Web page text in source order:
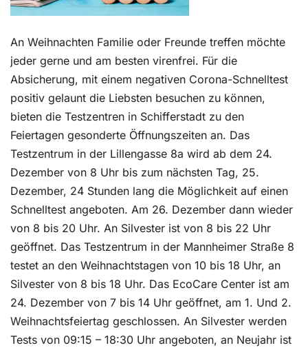
An Weihnachten Familie oder Freunde treffen möchte
jeder gerne und am besten virenfrei. Für die
Absicherung, mit einem negativen Corona-Schnelltest
positiv gelaunt die Liebsten besuchen zu können,
bieten die Testzentren in Schifferstadt zu den
Feiertagen gesonderte Öffnungszeiten an. Das
Testzentrum in der Lillengasse 8a wird ab dem 24.
Dezember von 8 Uhr bis zum nächsten Tag, 25.
Dezember, 24 Stunden lang die Möglichkeit auf einen
Schnelltest angeboten. Am 26. Dezember dann wieder
von 8 bis 20 Uhr. An Silvester ist von 8 bis 22 Uhr
geöffnet. Das Testzentrum in der Mannheimer Straße 8
testet an den Weihnachtstagen von 10 bis 18 Uhr, an
Silvester von 8 bis 18 Uhr. Das EcoCare Center ist am
24. Dezember von 7 bis 14 Uhr geöffnet, am 1. Und 2.
Weihnachtsfeiertag geschlossen. An Silvester werden
Tests von 09:15 – 18:30 Uhr angeboten, an Neujahr ist